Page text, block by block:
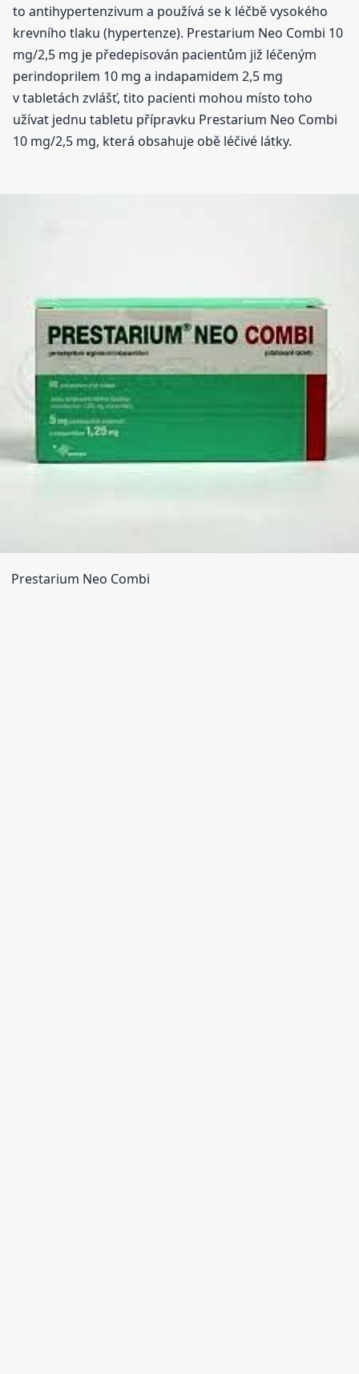
to antihypertenzivum a používá se k léčbě vysokého
krevního tlaku (hypertenze). Prestarium Neo Combi 10
mg/2,5 mg je předepisován pacientům již léčeným
perindoprilem 10 mg a indapamidem 2,5 mg
v tabletách zvlášť, tito pacienti mohou místo toho
užívat jednu tabletu přípravku Prestarium Neo Combi
10 mg/2,5 mg, která obsahuje obě léčivé látky.
Prestarium Neo Combi